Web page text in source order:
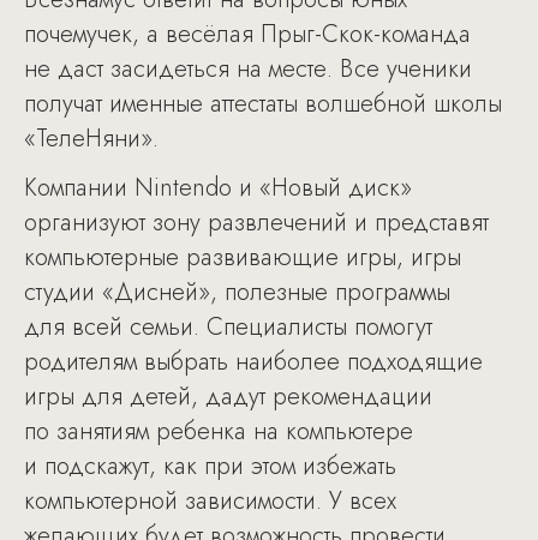
почемучек, а весёлая Прыг-Скок-команда
не даст засидеться на месте. Все ученики
получат именные аттестаты волшебной школы
«ТелеНяни».
Компании Nintendo и «Новый диск»
организуют зону развлечений и представят
компьютерные развивающие игры, игры
студии «Дисней», полезные программы
для всей семьи. Специалисты помогут
родителям выбрать наиболее подходящие
игры для детей, дадут рекомендации
по занятиям ребенка на компьютере
и подскажут, как при этом избежать
компьютерной зависимости. У всех